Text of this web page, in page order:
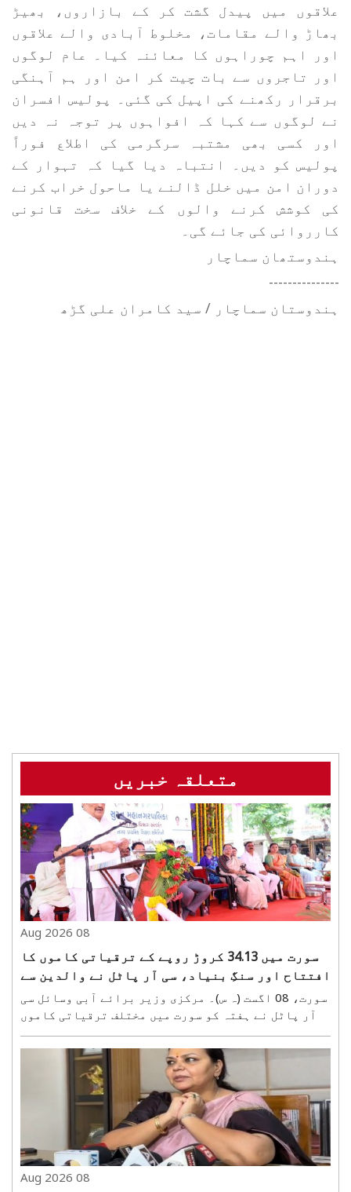
علاقوں میں پیدل گشت کر کے بازاروں، بھیڑ
بھاڑ والے مقامات، مخلوط آبادی والے علاقوں
اور اہم چوراہوں کا معائنہ کیا۔ عام لوگوں
اور تاجروں سے بات چیت کر امن اور ہم آہنگی
برقرار رکھنے کی اپیل کی گئی۔ پولیس افسران
نے لوگوں سے کہا کہ افواہوں پر توجہ نہ دیں
اور کسی بھی مشتبہ سرگرمی کی اطلاع فوراً
پولیس کو دیں۔ انتباہ دیا گیا کہ تہوار کے
دوران امن میں خلل ڈالنے یا ماحول خراب کرنے
کی کوشش کرنے والوں کے خلاف سخت قانونی
کارروائی کی جائے گی۔
ہندوستھان سماچار
---------------
ہندوستان سماچار / سید کامران علی گڑھ
متعلقہ خبریں
08 Aug 2026
سورت میں 34.13 کروڑ روپے کے ترقیاتی کاموں کا
افتتاح اور سنگِ بنیاد، سی آر پاٹل نے والدین سے
کہا—بچوں کو موبائل سے دور رکھیں
سورت، 08 اگست (ہ س)۔ مرکزی وزیر برائے آبی وسائل سی
آر پاٹل نے ہفتہ کو سورت میں مختلف ترقیاتی کاموں
کا افتتاح اور سنگِ بنیاد رکھا۔ اس دوران 29.75 کروڑ
روپے کے مکمل ہو چکے کاموں کا افتتاح کیا گیا، جبکہ
08 Aug 2026